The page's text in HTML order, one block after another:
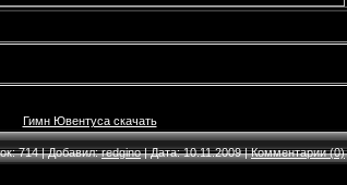
Гимн Ювентуса скачать
714|Добавил: redgino|Дата: 10.11.2009 |Комментарии (0)